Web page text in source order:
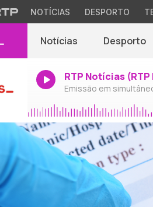
NOTÍCIAS DESPORTO
Notícias Desporto
RTP Notícias
Emissão em